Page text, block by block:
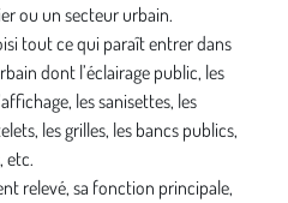
ou un secteur urbain.
tout ce qui paraît entrer dans
dont l’éclairage public, les
les sanisettes, les
les grilles, les bancs publics,
etc.
relevé, sa fonction principale,